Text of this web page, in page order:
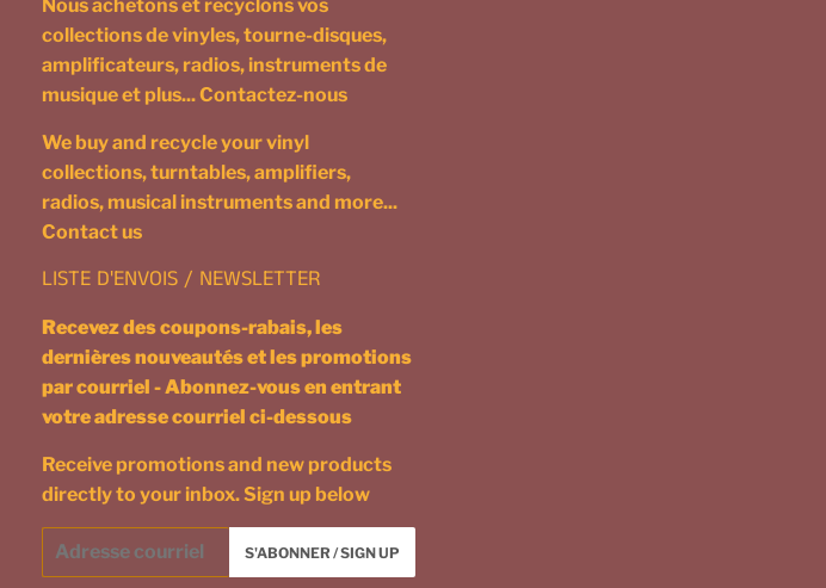
Nous achetons et recyclons vos
collections de vinyles, tourne-disques,
amplificateurs, radios, instruments de
musique et plus... Contactez-nous
We buy and recycle your vinyl
collections, turntables, amplifiers,
radios, musical instruments and more...
Contact us
LISTE D'ENVOIS / NEWSLETTER
Recevez des coupons-rabais, les
dernières nouveautés et les promotions
par courriel - Abonnez-vous en entrant
votre adresse courriel ci-dessous
Receive promotions and new products
directly to your inbox. Sign up below
Courriel
S'ABONNER / SIGN UP